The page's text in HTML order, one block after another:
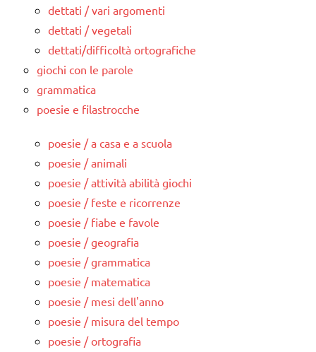
dettati / vari argomenti
dettati / vegetali
dettati/difficoltà ortografiche
giochi con le parole
grammatica
poesie e filastrocche
poesie / a casa e a scuola
poesie / animali
poesie / attività abilità giochi
poesie / feste e ricorrenze
poesie / fiabe e favole
poesie / geografia
poesie / grammatica
poesie / matematica
poesie / mesi dell'anno
poesie / misura del tempo
poesie / ortografia